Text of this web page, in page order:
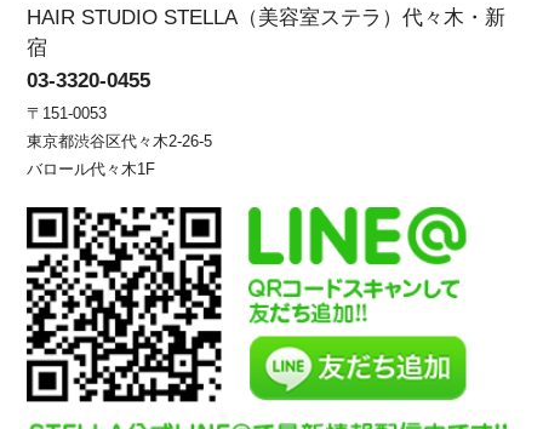
HAIR STUDIO STELLA（美容室ステラ）代々木・新
宿
03-3320-0455
〒151-0053
東京都渋谷区代々木2-26-5
バロール代々木1F